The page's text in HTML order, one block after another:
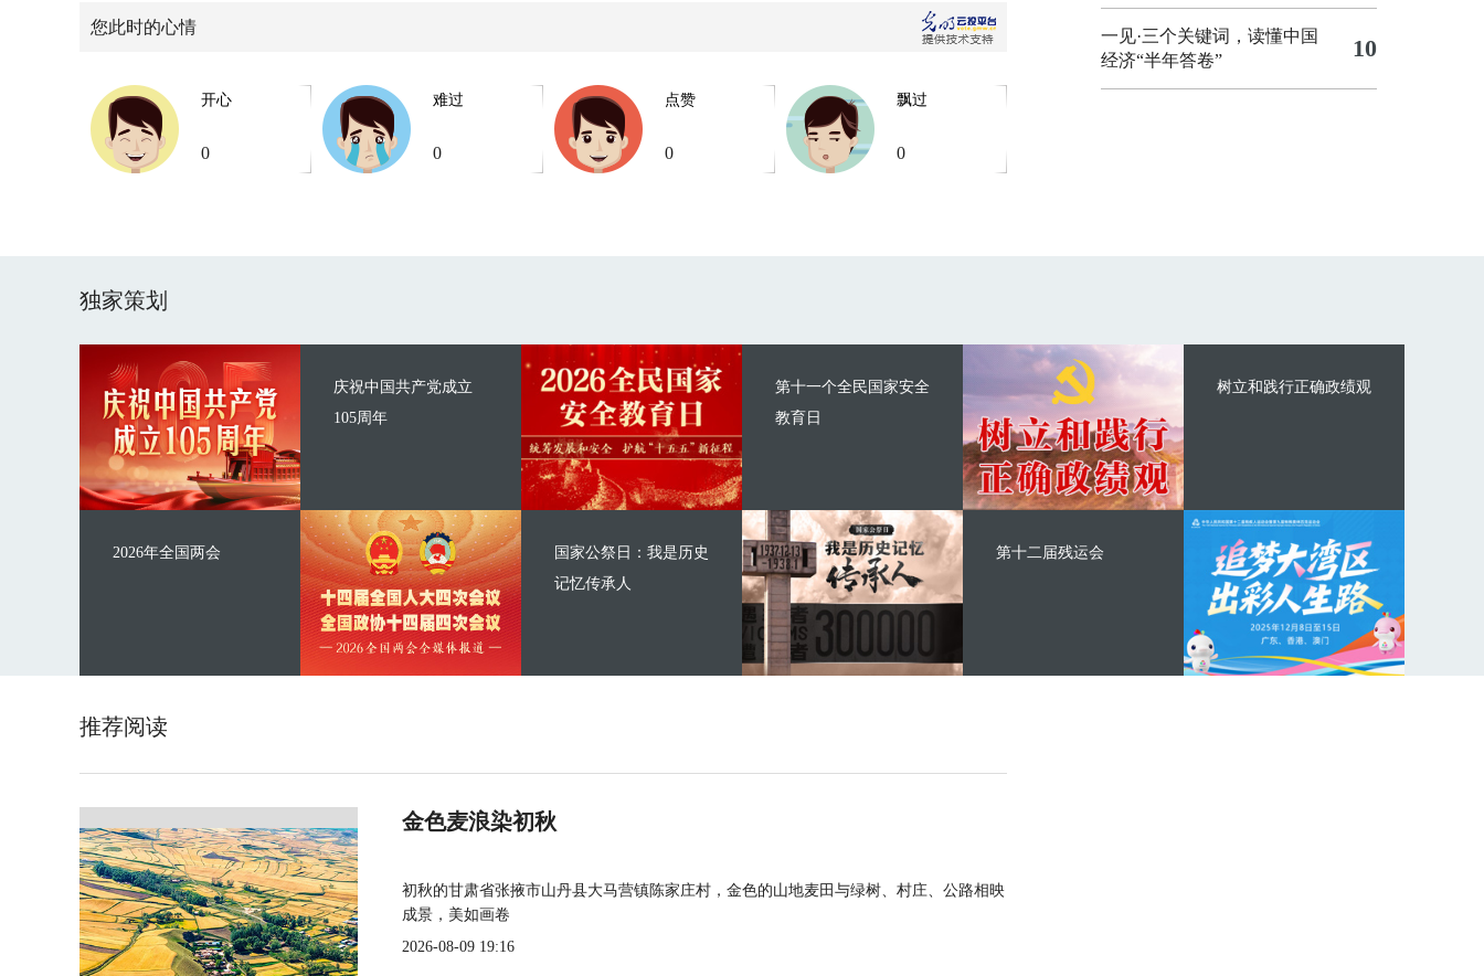
您此时的心情
开心
0
难过
0
点赞
0
飘过
0
一见·三个关键词，读懂中国
经济“半年答卷”
10
独家策划
庆祝中国共产党成立
105周年
2026年全国两会
第十一个全民国家安全
教育日
国家公祭日：我是历史
记忆传承人
树立和践行正确政绩观
第十二届残运会
推荐阅读
金色麦浪染初秋
初秋的甘肃省张掖市山丹县大马营镇陈家庄村，金色的山地麦田与绿树、村庄、公路相映
成景，美如画卷
2026-08-09 19:16